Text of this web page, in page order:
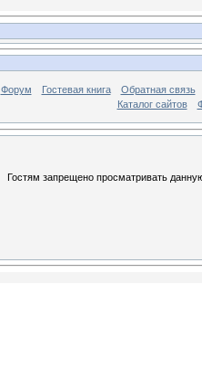
Форум Гостевая книга
Обратная связь
Каталог сайтов
Гостям запрещено просматривать